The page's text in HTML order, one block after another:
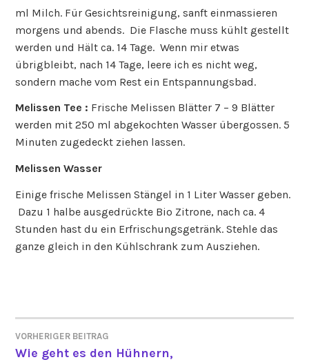
ml Milch. Für Gesichtsreinigung, sanft einmassieren
morgens und abends. Die Flasche muss kühlt gestellt
werden und Hält ca. 14 Tage. Wenn mir etwas
übrigbleibt, nach 14 Tage, leere ich es nicht weg,
sondern mache vom Rest ein Entspannungsbad.
Melissen Tee : Frische Melissen Blätter 7 – 9 Blätter
werden mit 250 ml abgekochten Wasser übergossen. 5
Minuten zugedeckt ziehen lassen.
Melissen Wasser
Einige frische Melissen Stängel in 1 Liter Wasser geben.
Dazu 1 halbe ausgedrückte Bio Zitrone, nach ca. 4
Stunden hast du ein Erfrischungsgetränk. Stehle das
ganze gleich in den Kühlschrank zum Ausziehen.
BEITRAGSNAVIGATION
VORHERIGER BEITRAG
Wie geht es den Hühnern,